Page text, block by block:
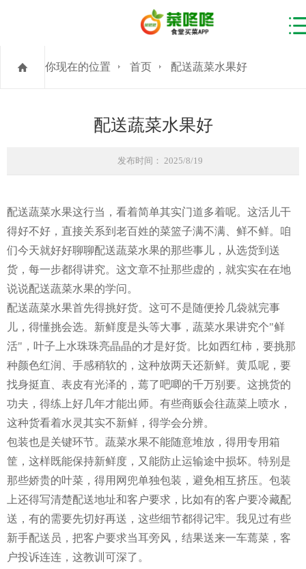
你现在的位置 首页 配送蔬菜水果好
配送蔬菜水果好
发布时间： 2025/8/19
配送蔬菜水果这行当，看着简单其实门道多着呢。这活儿干
得好不好，直接关系到老百姓的菜篮子满不满、鲜不鲜。咱
们今天就好好聊聊配送蔬菜水果的那些事儿，从选货到送
货，每一步都得讲究。这文章不扯那些虚的，就实实在在地
说说配送蔬菜水果的学问。
配送蔬菜水果首先得挑好货。这可不是随便拎几袋就完事
儿，得懂挑会选。新鲜度是头等大事，蔬菜水果讲究个"鲜
活"，叶子上水珠珠亮晶晶的才是好货。比如西红柿，要挑那
种颜色红润、手感稍软的，这种放两天还新鲜。黄瓜呢，要
找身挺直、表皮有光泽的，蔫了吧唧的千万别要。这挑货的
功夫，得练上好几年才能出师。有些商贩会往蔬菜上喷水，
这种货看着水灵其实不新鲜，得学会分辨。
包装也是关键环节。蔬菜水果不能随意堆放，得用专用箱
筐，这样既能保持新鲜度，又能防止运输途中损坏。特别是
那些娇贵的叶菜，得用网兜单独包装，避免相互挤压。包装
上还得写清楚配送地址和客户要求，比如有的客户要冷藏配
送，有的需要先切好再送，这些细节都得记牢。我见过有些
新手配送员，把客户要求当耳旁风，结果送来一车蔫菜，客
户投诉连连，这教训可深了。